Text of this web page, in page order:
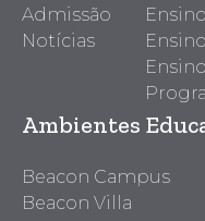
Admissão
Notícias
Ambientes
Beacon Campus
Beacon Villa